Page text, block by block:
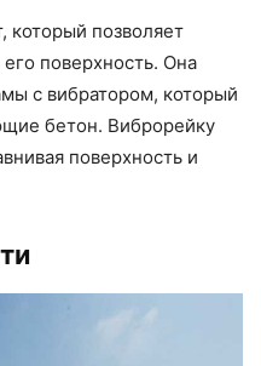
который позволяет
поверхность. Она
с вибратором, который
бетон. Виброрейку
поверхность и